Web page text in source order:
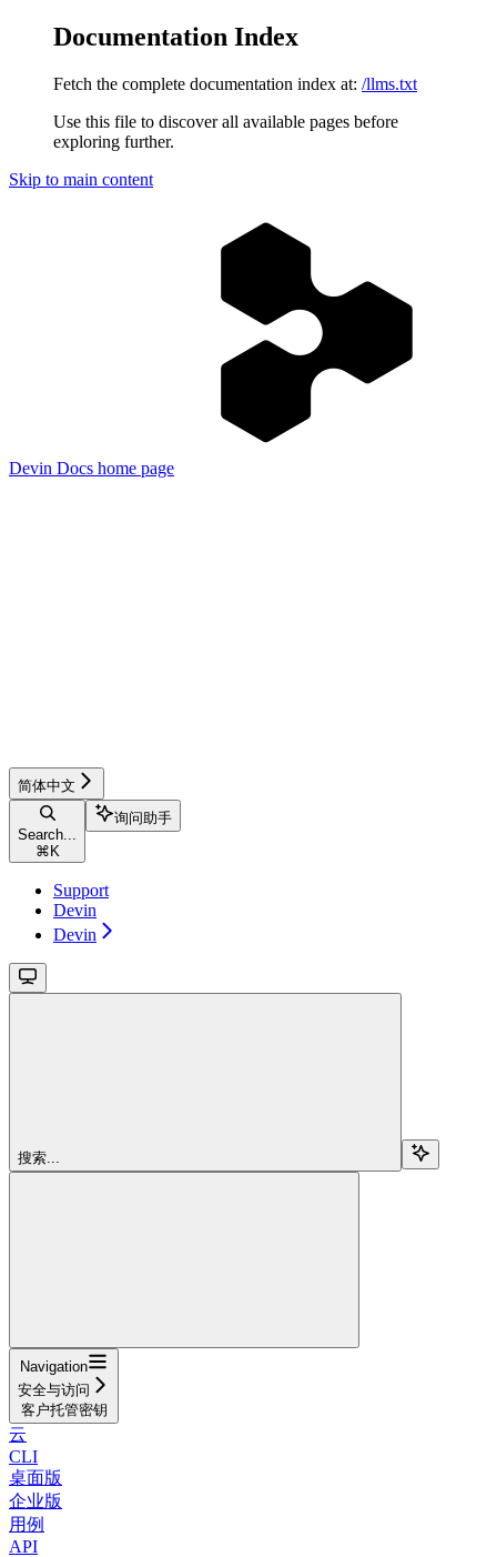
Documentation Index
Fetch the complete documentation index at: /llms.txt
Use this file to discover all available pages before
exploring further.
Skip to main content
Devin Docs home page
简体中文
Search...
⌘ K
询问助手
Support
Devin
Devin
搜索...
Navigation
安全与访问
客户托管密钥
云
CLI
桌面版
企业版
用例
API